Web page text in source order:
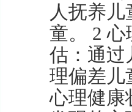
人抚养
童。 2
估：通过
理偏差儿
心理健康